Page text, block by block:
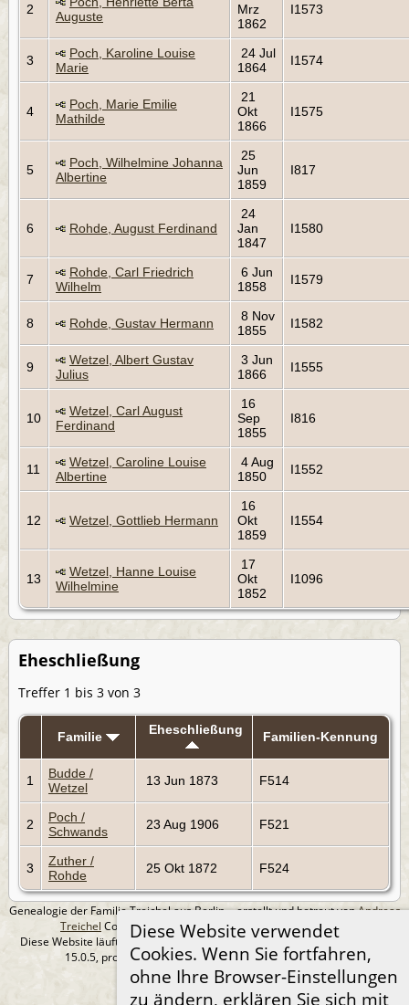
Diese Website verwendet
Cookies. Wenn Sie fortfahren,
ohne Ihre Browser-Einstellungen
zu ändern, erklären Sie sich mit
2
Auguste
Mrz
1862
I1573
3
Poch, Karoline Louise
Marie
24 Jul
1864
I1574
4
Poch, Marie Emilie
Mathilde
21
Okt
1866
I1575
5
Poch, Wilhelmine Johanna
Albertine
25
Jun
1859
I817
6 Rohde, August Ferdinand
24
Jan
1847
I1580
7
Rohde, Carl Friedrich
Wilhelm
6 Jun
1858
I1579
8 Rohde, Gustav Hermann
8 Nov
1855
I1582
9
Wetzel, Albert Gustav
Julius
3 Jun
1866
I1555
10
Wetzel, Carl August
Ferdinand
16
Sep
1855
I816
11
Wetzel, Caroline Louise
Albertine
4 Aug
1850
I1552
12 Wetzel, Gottlieb Hermann
16
Okt
1859
I1554
13
Wetzel, Hanne Louise
Wilhelmine
17
Okt
1852
I1096
Eheschließung
Treffer 1 bis 3 von 3
Familie Eheschließung Familien-Kennung
1
Budde /
Wetzel
13 Jun 1873 F514
2
Poch /
Schwands
23 Aug 1906 F521
3
Zuther /
Rohde
25 Okt 1872 F524
Genealogie der Familie Treichel aus Berlin. - erstellt und betreut vonAndreas
Treichel Copyright © 2014-2026 Alle Rechte vorbehalten.
Diese Website läuft mit The Next Generation of Genealogy Sitebuilding
15.0.5, programmiert von Darrin Lythgoe © 2001-2026.
Datenschutzerklärung